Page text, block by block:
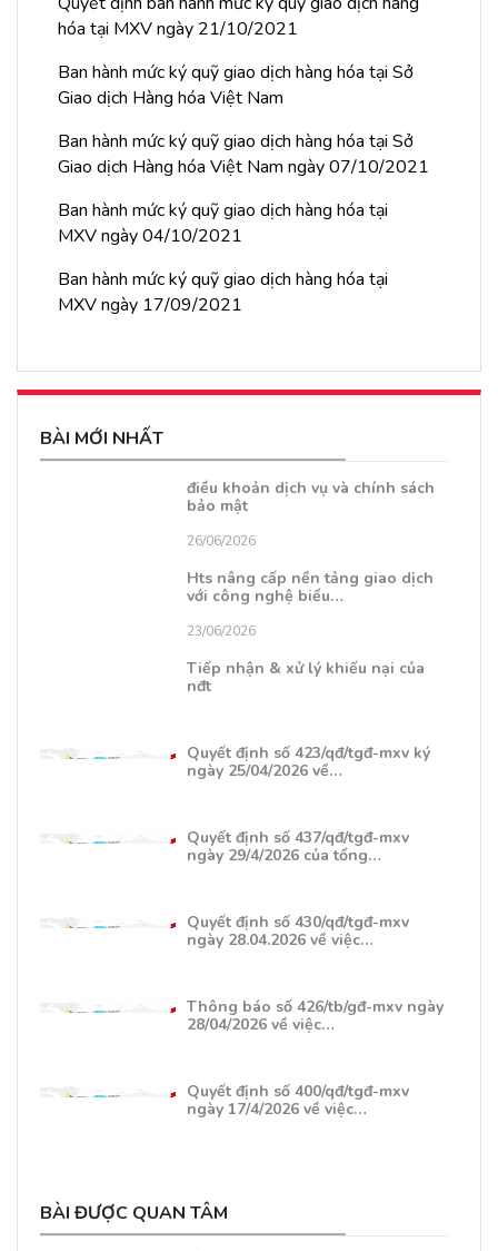
hóa tại MXV ngày 21/10/2021
Ban hành mức ký quỹ giao dịch hàng hóa tại Sở
Giao dịch Hàng hóa Việt Nam
Ban hành mức ký quỹ giao dịch hàng hóa tại Sở
Giao dịch Hàng hóa Việt Nam ngày 07/10/2021
Ban hành mức ký quỹ giao dịch hàng hóa tại
MXV ngày 04/10/2021
Ban hành mức ký quỹ giao dịch hàng hóa tại
MXV ngày 17/09/2021
BÀI MỚI NHẤT
điều khoản dịch vụ và chính sách
bảo mật
26/06/2026
Hts nâng cấp nền tảng giao dịch
với công nghệ biểu…
23/06/2026
Tiếp nhận & xử lý khiếu nại của
nđt
Quyết định số 423/qđ/tgđ-mxv ký
ngày 25/04/2026 về…
Quyết định số 437/qđ/tgđ-mxv
ngày 29/4/2026 của tổng…
Quyết định số 430/qđ/tgđ-mxv
ngày 28.04.2026 về việc…
Thông báo số 426/tb/gđ-mxv ngày
28/04/2026 về việc…
Quyết định số 400/qđ/tgđ-mxv
ngày 17/4/2026 về việc…
BÀI ĐƯỢC QUAN TÂM